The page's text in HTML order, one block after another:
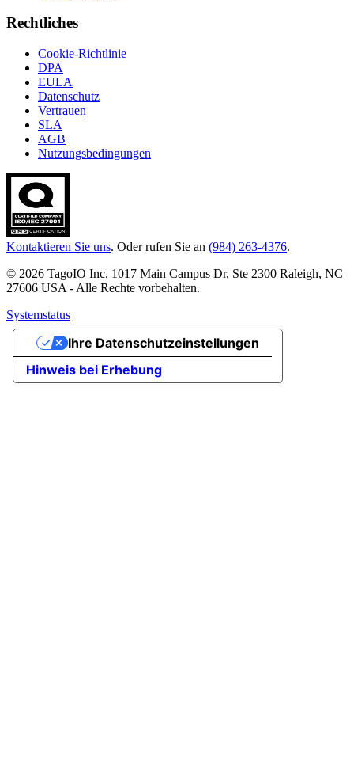
Rechtliches
Cookie-Richtlinie
DPA
EULA
Datenschutz
Vertrauen
SLA
AGB
Nutzungsbedingungen
Kontaktieren Sie uns. Oder rufen Sie an (984) 263-4376.
© 2026 TagoIO Inc. 1017 Main Campus Dr, Ste 2300 Raleigh, NC
27606 USA - Alle Rechte vorbehalten.
Systemstatus
Hinweis bei Erhebung
Ihre Datenschutzeinstellungen